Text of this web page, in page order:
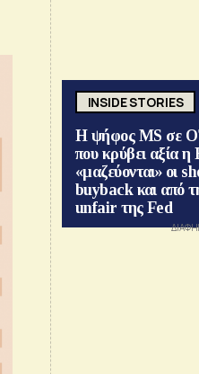
INSIDE STORIES
Η ψήφος MS σε
που κρύβει αξία
«μαζεύονται» οι
buyback και από
unfair της Fed